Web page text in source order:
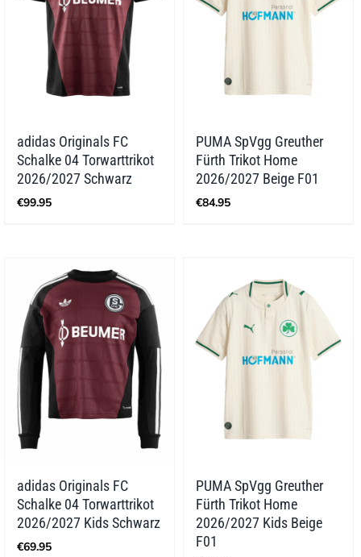
adidas Originals FC
Schalke 04 Torwarttrikot
2026/2027 Schwarz
€99.95
PUMA SpVgg Greuther
Fürth Trikot Home
2026/2027 Beige F01
€84.95
adidas Originals FC
Schalke 04 Torwarttrikot
2026/2027 Kids Schwarz
€69.95
PUMA SpVgg Greuther
Fürth Trikot Home
2026/2027 Kids Beige
F01